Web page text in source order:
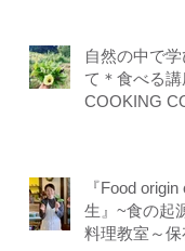
ョンを育てる
自然の中で学
て＊食べる講
COOKING
『Food origin
生』~食の起
料理教室～保